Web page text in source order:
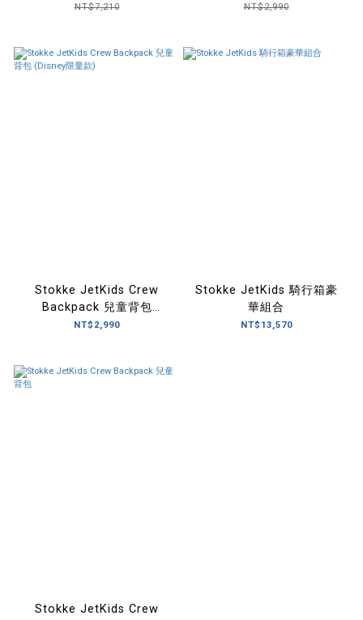
NT$7,210
NT$2,990
Stokke JetKids Crew
Backpack 兒童背包
(Disney限量款)
NT$2,990
Stokke JetKids 騎行箱豪
華組合
NT$13,570
Stokke JetKids Crew